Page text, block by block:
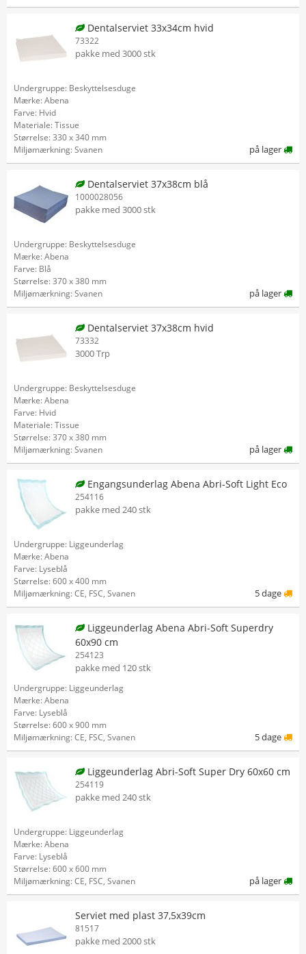
Dentalserviet 33x34cm hvid
73322
pakke med 3000 stk
Undergruppe: Beskyttelsesduge
Mærke: Abena
Farve: Hvid
Materiale: Tissue
Størrelse: 330 x 340 mm
Miljømærkning: Svanen
på lager
Dentalserviet 37x38cm blå
1000028056
pakke med 3000 stk
Undergruppe: Beskyttelsesduge
Mærke: Abena
Farve: Blå
Størrelse: 370 x 380 mm
Miljømærkning: Svanen
på lager
Dentalserviet 37x38cm hvid
73332
3000 Trp
Undergruppe: Beskyttelsesduge
Mærke: Abena
Farve: Hvid
Materiale: Tissue
Størrelse: 370 x 380 mm
Miljømærkning: Svanen
på lager
Engangsunderlag Abena Abri-Soft Light Eco
254116
pakke med 240 stk
Undergruppe: Liggeunderlag
Mærke: Abena
Farve: Lyseblå
Størrelse: 600 x 400 mm
Miljømærkning: CE, FSC, Svanen
5 dage
Liggeunderlag Abena Abri-Soft Superdry
60x90 cm
254123
pakke med 120 stk
Undergruppe: Liggeunderlag
Mærke: Abena
Farve: Lyseblå
Størrelse: 600 x 900 mm
Miljømærkning: CE, FSC, Svanen
5 dage
Liggeunderlag Abri-Soft Super Dry 60x60 cm
254119
pakke med 240 stk
Undergruppe: Liggeunderlag
Mærke: Abena
Farve: Lyseblå
Størrelse: 600 x 600 mm
Miljømærkning: CE, FSC, Svanen
på lager
Serviet med plast 37,5x39cm
81517
pakke med 2000 stk